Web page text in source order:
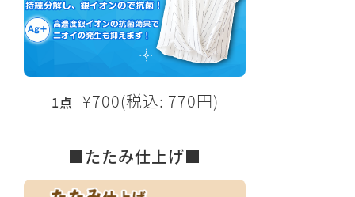
1点 ¥700(税込: 770円)
■たたみ仕上げ■